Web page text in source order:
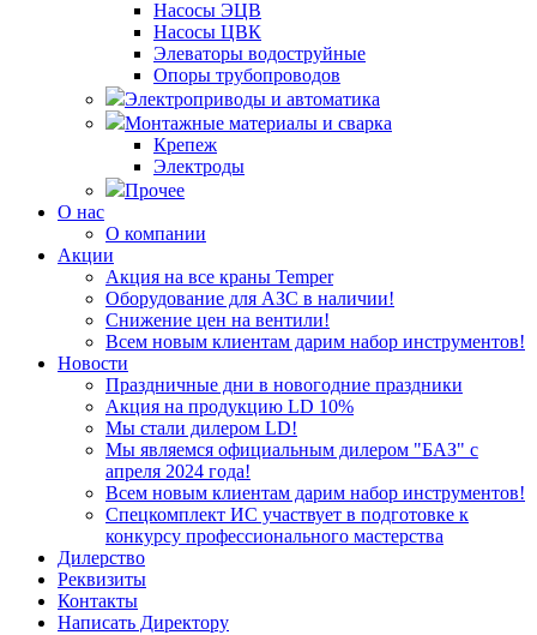
Насосы ЭЦВ
Насосы ЦВК
Элеваторы водоструйные
Опоры трубопроводов
Электроприводы и автоматика
Монтажные материалы и сварка
Крепеж
Электроды
Прочее
О нас
О компании
Акции
Акция на все краны Temper
Оборудование для АЗС в наличии!
Снижение цен на вентили!
Всем новым клиентам дарим набор инструментов!
Новости
Праздничные дни в новогодние праздники
Акция на продукцию LD 10%
Мы стали дилером LD!
Мы являемся официальным дилером "БАЗ" с
апреля 2024 года!
Всем новым клиентам дарим набор инструментов!
Спецкомплект ИС участвует в подготовке к
конкурсу профессионального мастерства
Дилерство
Реквизиты
Контакты
Написать Директору